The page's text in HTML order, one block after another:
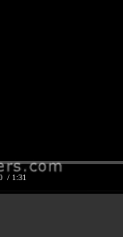
/ 1:31